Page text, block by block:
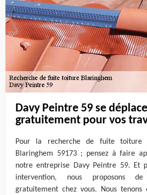
Davy Peintre 59 se déplace
gratuitement pour vos
Pour la recherche de fuite
Blaringhem 59173 ; pensez à faire
notre entreprise Davy Peintre 59. Et
intervention, nous proposons
gratuitement chez vous. Nous tenons